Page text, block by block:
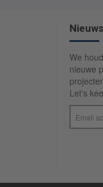
We
nieuwe
Let's
adres...